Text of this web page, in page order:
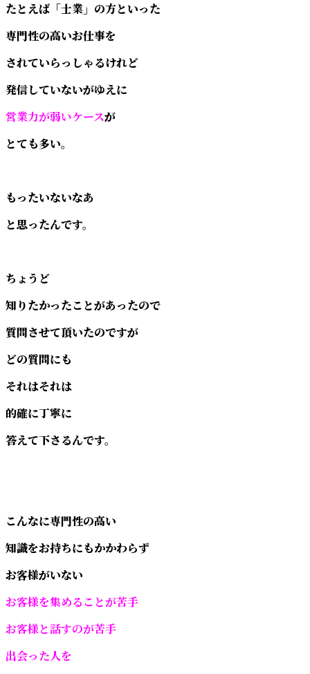
たとえば「士業」の方といった
専門性の高いお仕事を
されていらっしゃるけれど
発信していないがゆえに
営業力が弱いケースが
とても多い。
もったいないなあ
と思ったんです。
ちょうど
知りたかったことがあったので
質問させて頂いたのですが
どの質問にも
それはそれは
的確に丁寧に
答えて下さるんです。
こんなに専門性の高い
知識をお持ちにもかかわらず
お客様がいない
お客様を集めることが苦手
お客様と話すのが苦手
出会った人を